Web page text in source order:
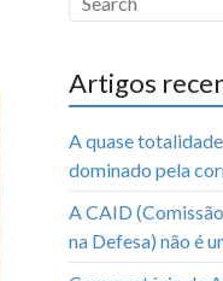
Artigos
A quase
dominado pela
A CAID
na Defesa) não é